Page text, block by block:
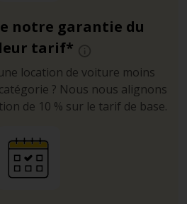
notre garantie du
tarif*
location de voiture moins
? Nous nous alignons
de 10 % sur le tarif de base.